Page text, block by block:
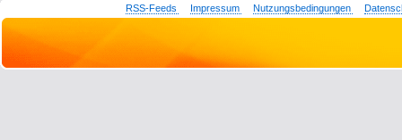
RSS-Feeds Impressum Nutzungsbedingungen